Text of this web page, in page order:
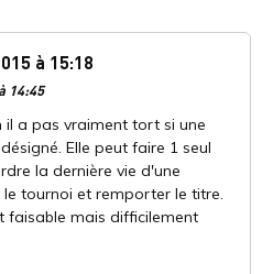
à 15:18
14:45
il a pas vraiment tort si une
Elle peut faire 1 seul
la dernière vie d'une
tournoi et remporter le titre.
faisable mais difficilement